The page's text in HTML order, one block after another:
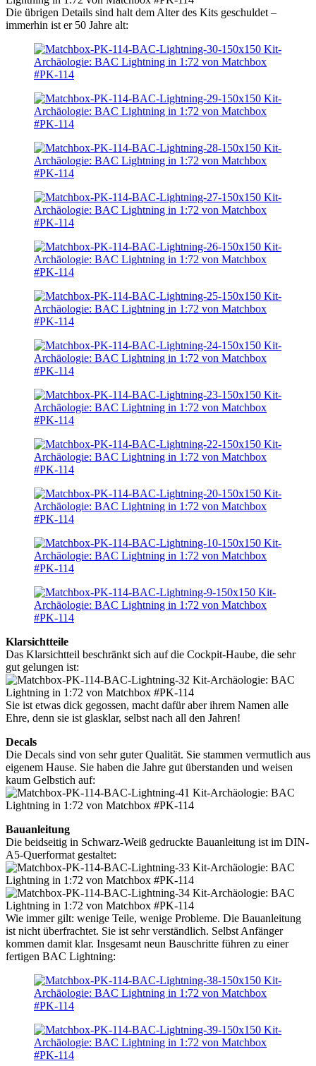
Die übrigen Details sind halt dem Alter des Kits geschuldet –
immerhin ist er 50 Jahre alt:
Klarsichtteile
Das Klarsichtteil beschränkt sich auf die Cockpit-Haube, die sehr
gut gelungen ist:
Sie ist etwas dick gegossen, macht dafür aber ihrem Namen alle
Ehre, denn sie ist glasklar, selbst nach all den Jahren!
Decals
Die Decals sind von sehr guter Qualität. Sie stammen vermutlich aus
eigenem Hause. Sie haben die Jahre gut überstanden und weisen
kaum Gelbstich auf:
Bauanleitung
Die beidseitig in Schwarz-Weiß gedruckte Bauanleitung ist im DIN-
A5-Querformat gestaltet:
Wie immer gilt: wenige Teile, wenige Probleme. Die Bauanleitung
ist nicht überfrachtet. Sie ist sehr verständlich. Selbst Anfänger
kommen damit klar. Insgesamt neun Bauschritte führen zu einer
fertigen BAC Lightning: